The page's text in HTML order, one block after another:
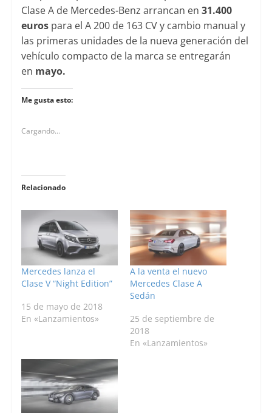
Clase A de Mercedes-Benz arrancan en 31.400
eurospara el A 200 de 163 CV y cambio manual y
las primeras unidades de la nueva generación del
vehículo compacto de la marca se entregarán
en mayo.
Me gusta esto:
Cargando...
Relacionado
Mercedes lanza el
Clase V “Night Edition”
15 de mayo de 2018
En «Lanzamientos»
A la venta el nuevo
Mercedes Clase A
Sedán
25 de septiembre de
2018
En «Lanzamientos»